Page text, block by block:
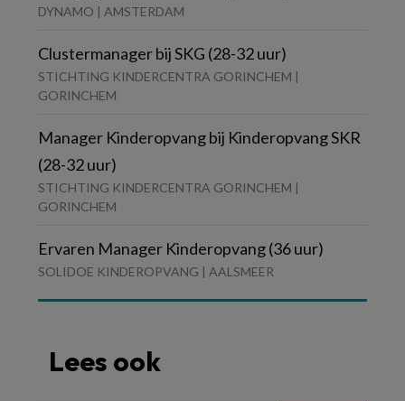
DYNAMO | AMSTERDAM
Clustermanager bij SKG (28-32 uur)
STICHTING KINDERCENTRA GORINCHEM |
GORINCHEM
Manager Kinderopvang bij Kinderopvang SKR
(28-32 uur)
STICHTING KINDERCENTRA GORINCHEM |
GORINCHEM
Ervaren Manager Kinderopvang (36 uur)
SOLIDOE KINDEROPVANG | AALSMEER
Lees ook